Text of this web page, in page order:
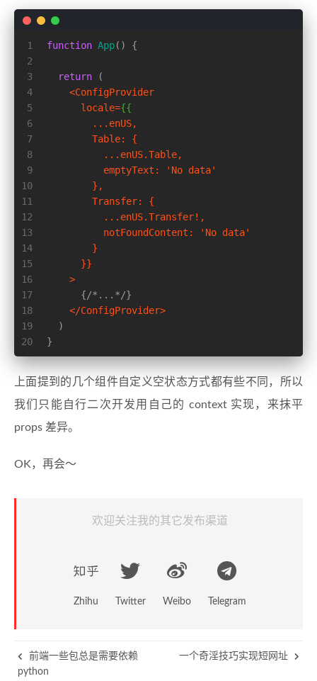
1
2
3
4
5
6
7
8
9
10
11
12
13
14
15
16
17
18
19
20
function App( ) {
return (
<ConfigProvider
locale={{
...enUS,
Table:
{
...enUS.Table,
emptyText:
' No data'
        },
Transfer:
{
...enUS.Transfer!,
notFoundContent:
' No data'
        }
      }}
    >
      {/*...*/}
</ConfigProvider>
  )
}
上面提到的几个组件自定义空状态方式都有些不同，所以
我们只能自行二次开发用自己的 context 实现，来抹平
props 差异。
OK，再会～
欢迎关注我的其它发布渠道
Zhihu Twitter Weibo Telegram
前端一些包总是需要依赖
python
一个奇淫技巧实现短网址